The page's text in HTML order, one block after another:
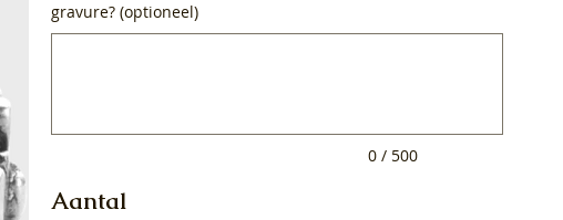
gravure? (optioneel)
0 / 500
Aantal